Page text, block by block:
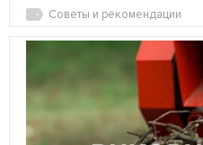
Советы и рекомендации